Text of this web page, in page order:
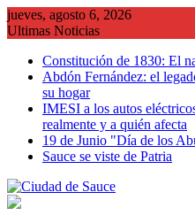
Saltar
al
jueves, agosto 6, 2026
Ultimas Noticias
Constitución de 1830: El
Abdón Fernández: el
su hogar
IMESI a los autos
realmente y a quién afecta
19 de Junio "Día de los
Sauce se viste de Patria